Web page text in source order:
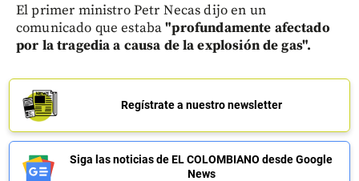
El primer ministro Petr Necas dijo en un
comunicado que estaba"profundamente afectado
por la tragedia a causa de la explosión de gas".
Regístrate a nuestro newsletter
Siga las noticias de EL COLOMBIANO desde Google
News